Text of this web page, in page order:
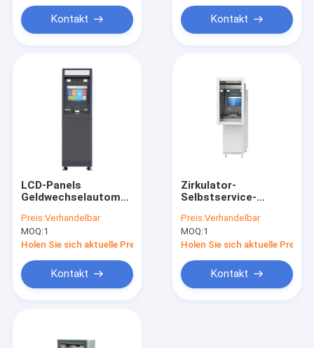
Selbsteinrichtungskiosk
Geldumtausch-Kiosk
Regierungs-Kiosk
Ersatzteile ATMs
Kiosk-Teile
Kontakt Kontakt
LCD-Panels
Geldwechselautomat
Geldautomat
Preis:Verhandelbar
MOQ:1
Holen Sie sich aktuelle Preis
Kontakt
Zirkulator-
Selbstservice-
Registrierkasse-anti-
Gleiten
Preis:Verhandelbar
MOQ:1
Holen Sie sich aktuelle Preis
Kontakt